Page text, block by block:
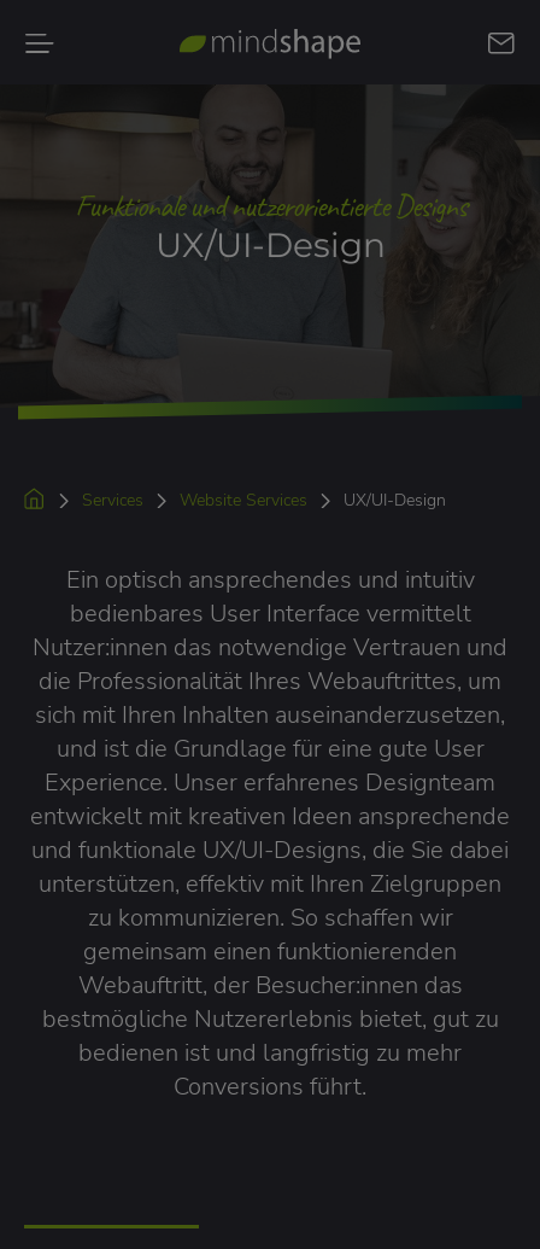
aufnehmen
Funktionale und nutzerorientierte Designs
UX/UI-Design
Services Website Services UX/UI-Design
Ein optisch ansprechendes und intuitiv
bedienbares User Interface vermittelt
Nutzer:innen das notwendige Vertrauen und
die Professionalität Ihres Webauftrittes, um
sich mit Ihren Inhalten auseinanderzusetzen,
und ist die Grundlage für eine gute User
Experience. Unser erfahrenes Designteam
entwickelt mit kreativen Ideen ansprechende
und funktionale UX/UI-Designs, die Sie dabei
unterstützen, effektiv mit Ihren Zielgruppen
zu kommunizieren. So schaffen wir
gemeinsam einen funktionierenden
Webauftritt, der Besucher:innen das
bestmögliche Nutzererlebnis bietet, gut zu
bedienen ist und langfristig zu mehr
Conversions führt.